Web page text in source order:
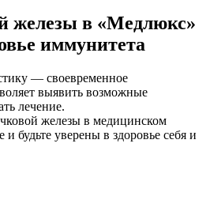
железы в «Медлюкс»
иммунитета
— своевременное
выявить возможные
лечение.
железы в медицинском
будьте уверены в здоровье себя и